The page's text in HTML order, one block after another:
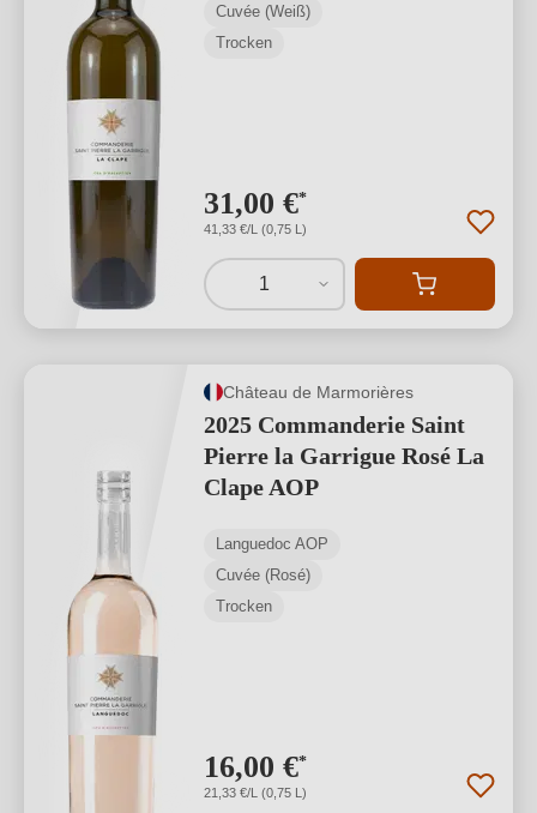
Cuvée (Weiß)
Trocken
31,00 €*
41,33 €/L (0,75 L)
1
Château de Marmorières
2025 Commanderie Saint
Pierre la Garrigue Rosé La
Clape AOP
Languedoc AOP
Cuvée (Rosé)
Trocken
16,00 €*
21,33 €/L (0,75 L)